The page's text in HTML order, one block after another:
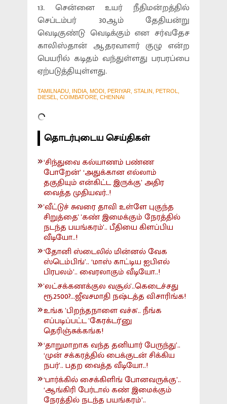
13. சென்னை உயர் நீதிமன்றத்தில்
செப்டம்பர் 30ஆம் தேதியன்று
வெடிகுண்டு வெடிக்கும் என சர்வதேச
காலிஸ்தான் ஆதரவாளர் குழு என்ற
பெயரில் கடிதம் வந்துள்ளது பரபரப்பை
ஏற்படுத்தியுள்ளது.
TAMILNADU, INDIA, MODI, PERIYAR, STALIN, PETROL,
DIESEL, COIMBATORE, CHENNAI
தொடர்புடைய செய்திகள்
‘சிந்துவை கல்யாணம் பண்ண
போறேன்’ ‘அதுக்கான எல்லாம்
தகுதியும் என்கிட்ட இருக்கு’ அதிர
வைத்த முதியவர்..!
'வீட்டுச் சுவரை தாவி உள்ளே புகுந்த
சிறுத்தை' 'கண் இமைக்கும் நேரத்தில்
நடந்த பயங்கரம்'.. பீதியை கிளப்பிய
வீடியோ..!
‘தோனி ஸ்டைலில் மின்னல் வேக
ஸ்டெம்பிங்’.. ‘மாஸ் காட்டிய ஐபிஎல்
பிரபலம்’.. வைரலாகும் வீடியோ..!
'லட்சக்கணக்குல வசூல்'..கெடைச்சது
ரூ.2500?...ஜீவசமாதி நஷ்டத்த விசாரிங்க!
உங்க 'பிறந்தநாளை வச்சு'.. நீங்க
எப்படிப்பட்ட 'கேரக்டர்'னு
தெரிஞ்சுக்கங்க!
‘தாறுமாறாக வந்த தனியார் பேருந்து’..
‘முன் சக்கரத்தில் பைக்குடன் சிக்கிய
நபர்’.. பதற வைத்த வீடியோ..!
‘பார்க்கில் சைக்கிளிங் போனவருக்கு’..
‘ஆங்கிரி பேர்டால் கண் இமைக்கும்
நேரத்தில் நடந்த பயங்கரம்’..